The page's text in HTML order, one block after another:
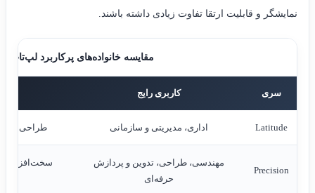
نمایشگر و قابلیت ارتقا تفاوت زیادی داشته باشند.
مقایسه خانواده‌های پرکاربرد لپ‌تاپ Dell
سری کاربری رایج
Latitude اداری، مدیریتی و سازمانی طراحی
Precision
مهندسی، طراحی، تدوین و پردازش
حرفه‌ای
سخت‌افزار